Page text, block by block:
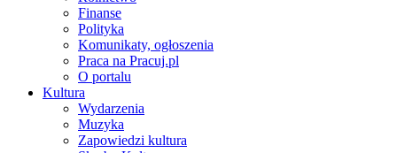
Finanse
Polityka
Komunikaty, ogłoszenia
Praca na Pracuj.pl
O portalu
Kultura
Wydarzenia
Muzyka
Zapowiedzi kultura